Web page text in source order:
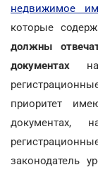
недвижимое
которые
должны
документах на
приоритет
документах,
законодатель